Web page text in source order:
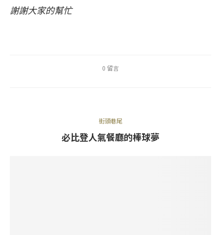
謝謝大家的幫忙
0 留言
街頭巷尾
必比登人氣餐廳的棒球夢